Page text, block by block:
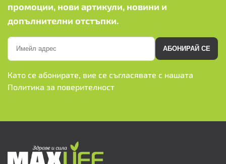
промоции, нови артикули, новини и
допълнителни отстъпки.
АБОНИРАЙ СЕ
Като се абонирате, вие се съгласявате с нашата
Политика за поверителност